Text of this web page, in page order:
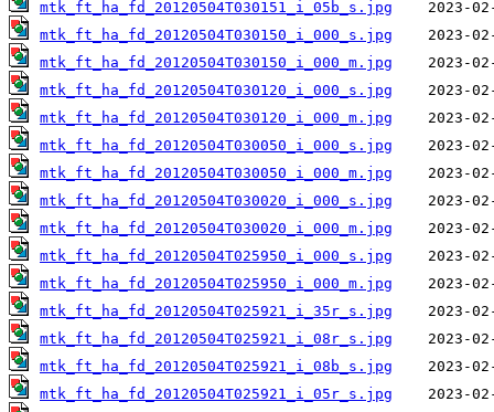
mtk_ft_ha_fd_20120504T030151_i_05b_s.jpg
mtk_ft_ha_fd_20120504T030150_i_000_s.jpg
mtk_ft_ha_fd_20120504T030150_i_000_m.jpg
mtk_ft_ha_fd_20120504T030120_i_000_s.jpg
mtk_ft_ha_fd_20120504T030120_i_000_m.jpg
mtk_ft_ha_fd_20120504T030050_i_000_s.jpg
mtk_ft_ha_fd_20120504T030050_i_000_m.jpg
mtk_ft_ha_fd_20120504T030020_i_000_s.jpg
mtk_ft_ha_fd_20120504T030020_i_000_m.jpg
mtk_ft_ha_fd_20120504T025950_i_000_s.jpg
mtk_ft_ha_fd_20120504T025950_i_000_m.jpg
mtk_ft_ha_fd_20120504T025921_i_35r_s.jpg
mtk_ft_ha_fd_20120504T025921_i_08r_s.jpg
mtk_ft_ha_fd_20120504T025921_i_08b_s.jpg
mtk_ft_ha_fd_20120504T025921_i_05r_s.jpg